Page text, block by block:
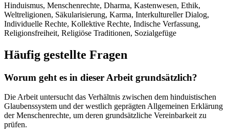
Hinduismus, Menschenrechte, Dharma, Kastenwesen, Ethik,
Weltreligionen, Säkularisierung, Karma, Interkultureller Dialog,
Individuelle Rechte, Kollektive Rechte, Indische Verfassung,
Religionsfreiheit, Religiöse Traditionen, Sozialgefüge
Häufig gestellte Fragen
Worum geht es in dieser Arbeit grundsätzlich?
Die Arbeit untersucht das Verhältnis zwischen dem hinduistischen
Glaubenssystem und der westlich geprägten Allgemeinen Erklärung
der Menschenrechte, um deren grundsätzliche Vereinbarkeit zu
prüfen.